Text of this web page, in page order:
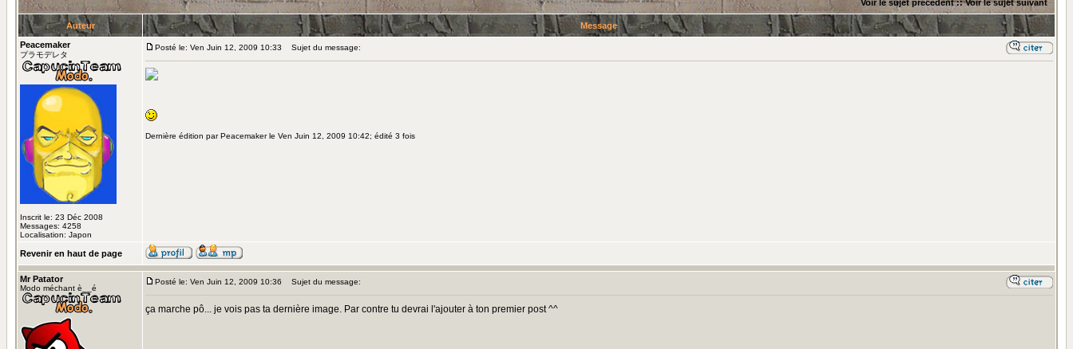
Voir le sujet précédent::Voir le sujet suivant
Auteur
Message
Peacemaker
プラモデレタ
Inscrit le: 23 Déc 2008
Messages: 4258
Localisation: Japon
Posté le: Ven Juin 12, 2009 10:33 Sujet du message:
Dernière édition par Peacemaker le Ven Juin 12, 2009 10:42; édité 3 fois
Revenir en haut de page
Mr Patator
Modo méchant è__é
Posté le: Ven Juin 12, 2009 10:36 Sujet du message:
ça marche pô... je vois pas ta dernière image. Par contre tu devrai l'ajouter à ton premier post ^^